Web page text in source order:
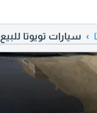
سيارات تويوتا للبيع